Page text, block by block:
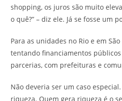
shopping, os juros são muito
o quê?” – diz ele. Já se fosse um
Para as unidades no Rio e em
tentando financiamentos
parcerias, com prefeituras e
Não deveria ser um caso
riqueza. Quem gera riqueza é o